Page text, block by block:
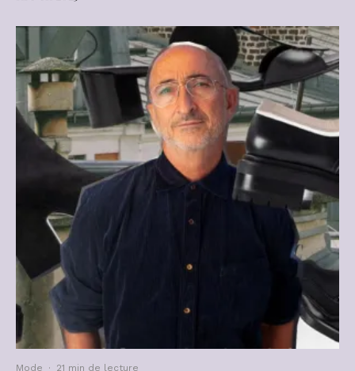
Mode · 21 min de lecture